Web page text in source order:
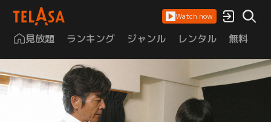
Watch now
見放題 ランキング ジャンル レンタル 無料